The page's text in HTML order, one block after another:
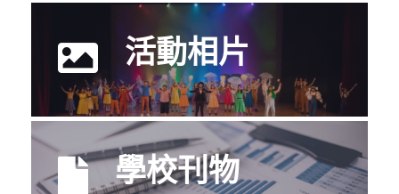
活動相片
捕捉每一刻精彩的瞬間！
學校刊物
學校刊物瀏覽及下載。